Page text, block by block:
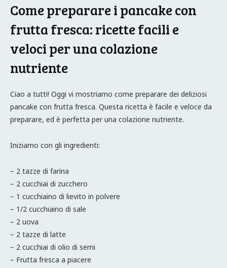
Come preparare i pancake con
frutta fresca: ricette facili e
veloci per una colazione
nutriente
Ciao a tutti! Oggi vi mostriamo come preparare dei deliziosi
pancake con frutta fresca. Questa ricetta è facile e veloce da
preparare, ed è perfetta per una colazione nutriente.
Iniziamo con gli ingredienti:
– 2 tazze di farina
– 2 cucchiai di zucchero
– 1 cucchiaino di lievito in polvere
– 1/2 cucchiaino di sale
– 2 uova
– 2 tazze di latte
– 2 cucchiai di olio di semi
– Frutta fresca a piacere